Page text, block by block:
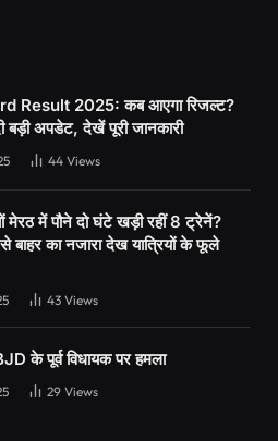
Result 2025: कब आएगा रिजल्ट?
बड़ी अपडेट, देखें पूरी जानकारी
44 Views
मेरठ में पौने दो घंटे खड़ी रहीं 8 ट्रेनें?
बाहर का नजारा देख यात्रियों के फूले
43 Views
के पूर्व विधायक पर हमला
29 Views